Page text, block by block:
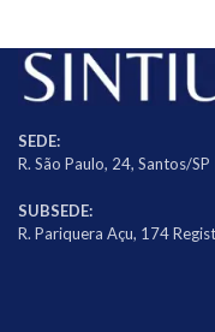
SEDE:
R. São Paulo, 24, Santos/
SUBSEDE:
R. Pariquera Açu, 174